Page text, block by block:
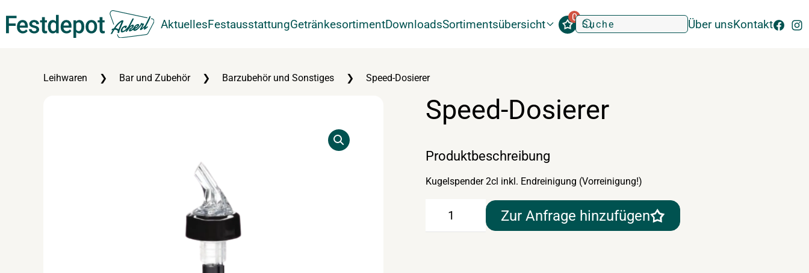
Zum Hauptinhalt springen AktuellesFestausstattungGetränkesortimentDownloadsSortimentsübersicht
0
Über unsKontakt
Leihwaren Bar und Zubehör Barzubehör und Sonstiges Speed-Dosierer
Speed-Dosierer
Produktbeschreibung
Kugelspender 2cl inkl. Endreinigung (Vorreinigung!)
Dosierer
Zur Anfrage hinzufügen